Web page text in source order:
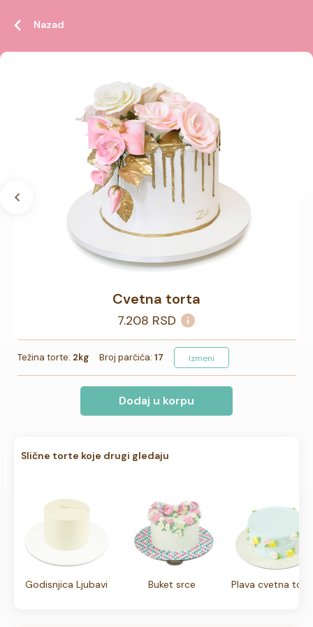
Nazad
Cvetna torta
7.208 RSD
Težina torte: 2kg Broj parčića: 17 Izmeni
Dodaj u korpu
Slične torte koje drugi gledaju
Godisnjica Ljubavi Buket srce Plava cvetna